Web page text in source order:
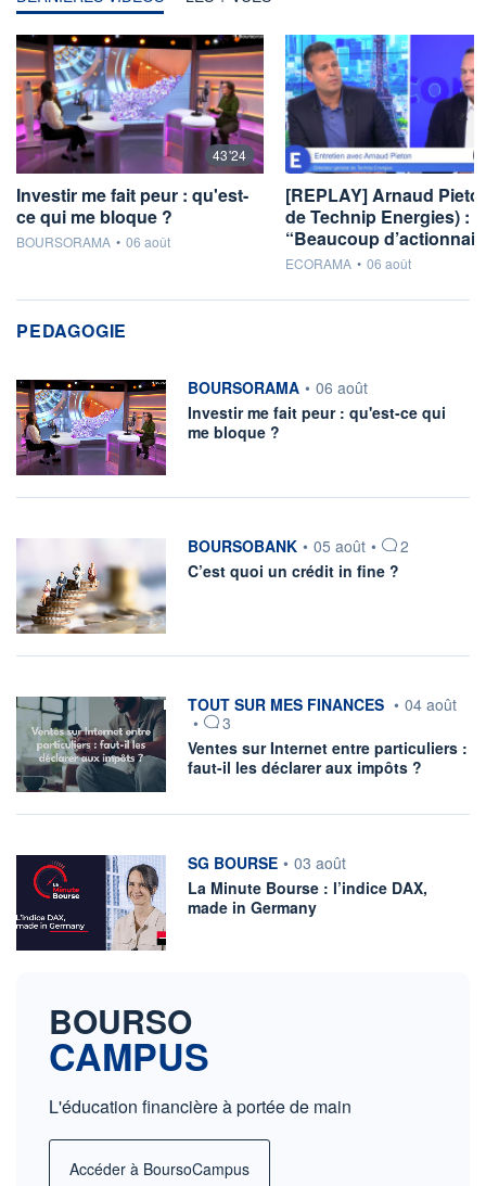
43'24
Investir me fait peur : qu'est-
ce qui me bloque ?
information fournie par
BOURSORAMA • 06 août
[REPLAY] Arnaud
de Technip Energies) :
“Beaucoup
information fournie par
ECORAMA • 06 août
PEDAGOGIE
information fournie par
BOURSORAMA • 06 août
Investir me fait peur : qu'est-ce qui
me bloque ?
information fournie par
BOURSOBANK • 05 août •
2
C’est quoi un crédit in fine ?
information fournie par
TOUT SUR MES FINANCES • 04 août
•
3
Ventes sur Internet entre particuliers :
faut-il les déclarer aux impôts ?
information fournie par
SG BOURSE • 03 août
La Minute Bourse : l’indice DAX,
made in Germany
BOURSO
CAMPUS
L'éducation financière à portée de main
Accéder à BoursoCampus